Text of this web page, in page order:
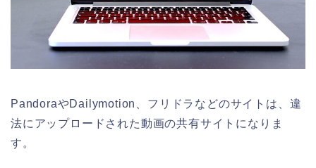
PandoraやDailymotion、フリドラなどのサイトは、違
法にアップロードされた動画の共有サイトになりま
す。